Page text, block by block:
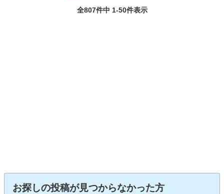
全807件中 1-50件表示
お探しの投稿が見つからなかった方